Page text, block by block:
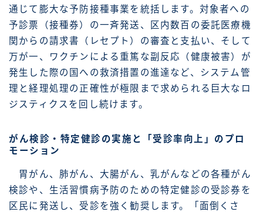
通じて膨大な予防接種事業を統括します。対象者への
予診票（接種券）の一斉発送、区内数百の委託医療機
関からの請求書（レセプト）の審査と支払い、そして
万が一、ワクチンによる重篤な副反応（健康被害）が
発生した際の国への救済措置の進達など、システム管
理と経理処理の正確性が極限まで求められる巨大なロ
ジスティクスを回し続けます。
がん検診・特定健診の実施と「受診率向上」のプロ
モーション
胃がん、肺がん、大腸がん、乳がんなどの各種がん
検診や、生活習慣病予防のための特定健診の受診券を
区民に発送し、受診を強く勧奨します。「面倒くさ